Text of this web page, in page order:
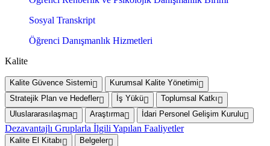
Sosyal Transkript
Öğrenci Danışmanlık Hizmetleri
Kalite
Kalite Güvence Sistemi
Kurumsal Kalite Yönetimi
Stratejik Plan ve Hedefler
İş Yükü
Toplumsal Katkı
Uluslararasılaşma
Araştırma İdari Personel Gelişim Kurulu
Dezavantajlı Gruplarla İlgili Yapılan Faaliyetler
Kalite El Kitabı Belgeler